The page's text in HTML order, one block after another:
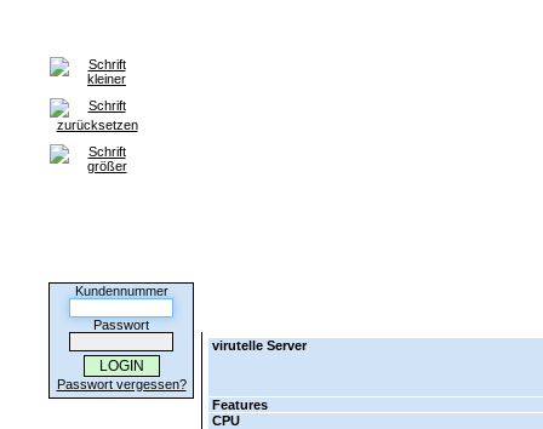
Kundennummer
Passwort
Passwort vergessen?
virutelle Server
Features
CPU